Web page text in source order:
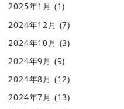
2025年1月 (1)
2024年12月 (7)
2024年10月 (3)
2024年9月 (9)
2024年8月 (12)
2024年7月 (13)